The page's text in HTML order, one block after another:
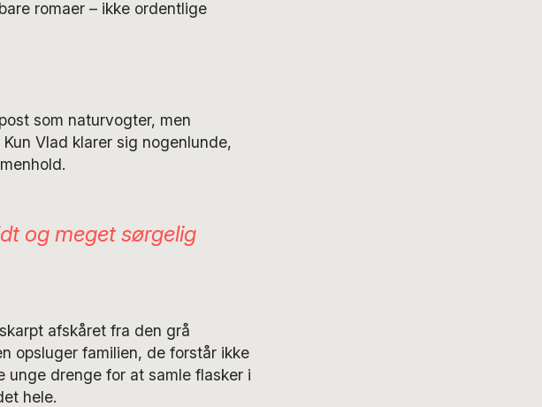
romaer – ikke ordentlige
som naturvogter, men
Vlad klarer sig nogenlunde,
og meget sørgelig
afskåret fra den grå
opsluger familien, de forstår ikke
unge drenge for at samle flasker i
hele.